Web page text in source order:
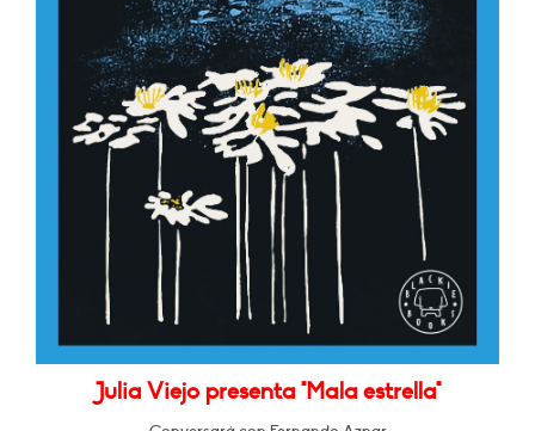
Julia Viejo presenta "Mala estrella"